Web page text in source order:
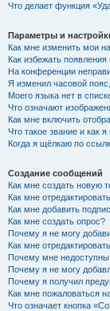
Что делает функция
Параметры и
Как мне изменить мои
Как избежать
На конференции
Я изменил часовой
Моего языка нет в
Что означают
Как мне включить
Что такое звание и как
Когда я щёлкаю по
Создание сообщений
Как мне создать новую
Как мне
Как мне добавить
Как мне создать опрос?
Почему я не могу
Как мне
Почему мне
Почему я не могу
Почему я получил
Как мне пожаловаться
Что означает кнопка